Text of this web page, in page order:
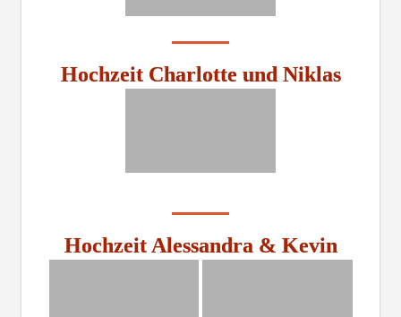
Hochzeit Charlotte und Niklas
Hochzeit Alessandra & Kevin